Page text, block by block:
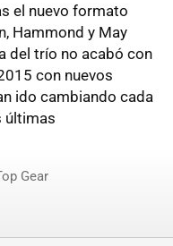
el nuevo formato
Hammond y May
del trío no acabó con
con nuevos
ido cambiando cada
últimas
Gear